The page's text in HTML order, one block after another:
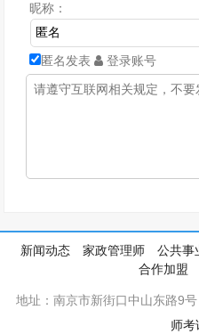
昵称：
匿名发表 登录账号
新闻动态 家政管理师 公共事
合作加盟
地址：南京市新街口中山东路9
师考